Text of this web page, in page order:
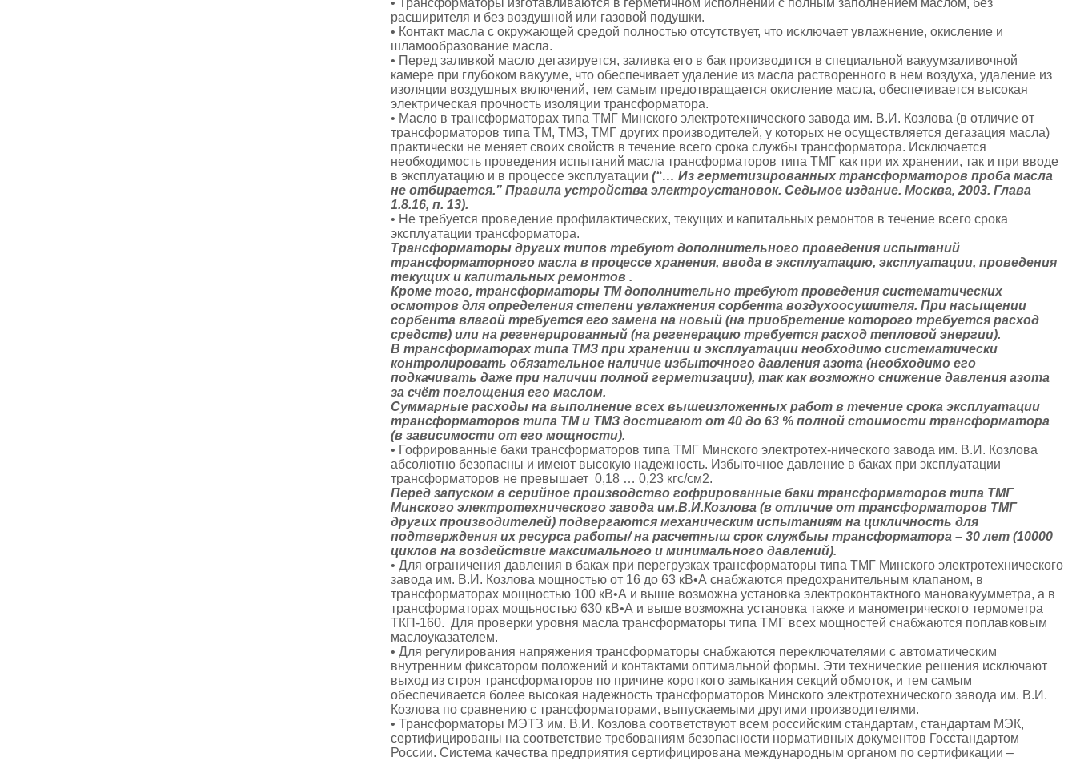
• Трансформаторы изготавливаются в герметичном исполнении с полным заполнением маслом, без
расширителя и без воздушной или газовой подушки.
• Контакт масла с окружающей средой полностью отсутствует, что исключает увлажнение, окисление и
шламообразование масла.
• Перед заливкой масло дегазируется, заливка его в бак производится в специальной вакуумзаливочной
камере при глубоком вакууме, что обеспечивает удаление из масла растворенного в нем воздуха, удаление из
изоляции воздушных включений, тем самым предотвращается окисление масла, обеспечивается высокая
электрическая прочность изоляции трансформатора.
• Масло в трансформаторах типа ТМГ Минского электротехнического завода им. В.И. Козлова (в отличие от
трансформаторов типа ТМ, ТМЗ, ТМГ других производителей, у которых не осуществляется дегазация масла)
практически не меняет своих свойств в течение всего срока службы трансформатора. Исключается
необходимость проведения испытаний масла трансформаторов типа ТМГ как при их хранении, так и при вводе
в эксплуатацию и в процессе эксплуатации(“… Из герметизированных трансформаторов проба масла
не отбирается.” Правила устройства электроустановок. Седьмое издание. Москва, 2003. Глава
1.8.16, п. 13).
• Не требуется проведение профилактических, текущих и капитальных ремонтов в течение всего срока
эксплуатации трансформатора.
Трансформаторы других типов требуют дополнительного проведения испытаний
трансформаторного масла в процессе хранения, ввода в эксплуатацию, эксплуатации, проведения
текущих и капитальных ремонтов .
Кроме того, трансформаторы ТМ дополнительно требуют проведения систематических
осмотров для определения степени увлажнения сорбента воздухоосушителя. При насыщении
сорбента влагой требуется его замена на новый (на приобретение которого требуется расход
средств) или на регенерированный (на регенерацию требуется расход тепловой энергии).
В трансформаторах типа ТМЗ при хранении и эксплуатации необходимо систематически
контролировать обязательное наличие избыточного давления азота (необходимо его
подкачивать даже при наличии полной герметизации), так как возможно снижение давления азота
за счёт поглощения его маслом.
Суммарные расходы на выполнение всех вышеизложенных работ в течение срока эксплуатации
трансформаторов типа ТМ и ТМЗ достигают от 40 до 63 % полной стоимости трансформатора
(в зависимости от его мощности).
• Гофрированные баки трансформаторов типа ТМГ Минского электротех-нического завода им. В.И. Козлова
абсолютно безопасны и имеют высокую надежность. Избыточное давление в баках при эксплуатации
трансформаторов не превышает 0,18 … 0,23 кгс/см2.
Перед запуском в серийное производство гофрированные баки трансформаторов типа ТМГ
Минского электротехнического завода им.В.И.Козлова (в отличие от трансформаторов ТМГ
других производителей) подвергаются механическим испытаниям на цикличность для
подтверждения их ресурса работы/ на расчетныш срок службыы трансформатора – 30 лет (10000
циклов на воздействие максимального и минимального давлений).
• Для ограничения давления в баках при перегрузках трансформаторы типа ТМГ Минского электротехнического
завода им. В.И. Козлова мощностью от 16 до 63 кВ•А снабжаются предохранительным клапаном, в
трансформаторах мощностью 100 кВ•А и выше возможна установка электроконтактного мановакуумметра, а в
трансформаторах мощьностью 630 кВ•А и выше возможна установка также и манометрического термометра
ТКП-160. Для проверки уровня масла трансформаторы типа ТМГ всех мощностей снабжаются поплавковым
маслоуказателем.
• Для регулирования напряжения трансформаторы снабжаются переключателями с автоматическим
внутренним фиксатором положений и контактами оптимальной формы. Эти технические решения исключают
выход из строя трансформаторов по причине короткого замыкания секций обмоток, и тем самым
обеспечивается более высокая надежность трансформаторов Минского электротехнического завода им. В.И.
Козлова по сравнению с трансформаторами, выпускаемыми другими производителями.
• Трансформаторы МЭТЗ им. В.И. Козлова соответствуют всем российским стандартам, стандартам МЭК,
сертифицированы на соответствие требованиям безопасности нормативных документов Госстандартом
России. Система качества предприятия сертифицирована международным органом по сертификации –